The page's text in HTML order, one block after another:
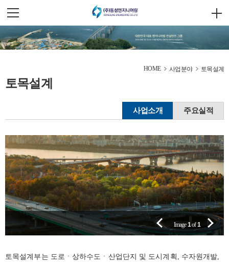
토목설계
HOME 사업분야 토목설계
사업소개 주요실적
Image1of1
토목설계부는 도로ㆍ상하수도ㆍ산업단지 및 도시계획, 수자원개발,